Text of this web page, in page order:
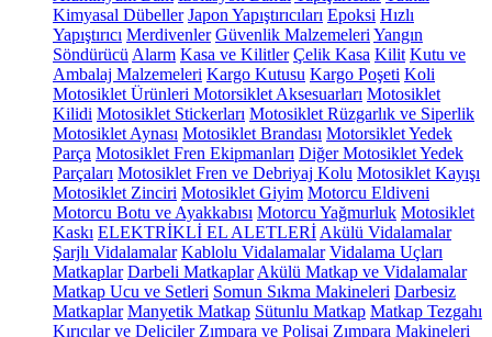
Kimyasal Dübeller Japon Yapıştırıcıları Epoksi Hızlı
Yapıştırıcı Merdivenler Güvenlik Malzemeleri Yangın
Söndürücü Alarm Kasa ve Kilitler Çelik Kasa Kilit Kutu ve
Ambalaj Malzemeleri Kargo Kutusu Kargo Poşeti Koli
Motosiklet Ürünleri Motorsiklet Aksesuarları Motosiklet
Kilidi Motosiklet Stickerları Motosiklet Rüzgarlık ve Siperlik
Motosiklet Aynası Motosiklet Brandası Motorsiklet Yedek
Parça Motosiklet Fren Ekipmanları Diğer Motosiklet Yedek
Parçaları Motosiklet Fren ve Debriyaj Kolu Motosiklet Kayışı
Motosiklet Zinciri Motosiklet Giyim Motorcu Eldiveni
Motorcu Botu ve Ayakkabısı Motorcu Yağmurluk Motosiklet
Kaskı ELEKTRİKLİ EL ALETLERİ Akülü Vidalamalar
Şarjlı Vidalamalar Kablolu Vidalamalar Vidalama Uçları
Matkaplar Darbeli Matkaplar Akülü Matkap ve Vidalamalar
Matkap Ucu ve Setleri Somun Sıkma Makineleri Darbesiz
Matkaplar Manyetik Matkap Sütunlu Matkap Matkap Tezgahı
Kırıcılar ve Deliciler Zımpara ve Polisaj Zımpara Makineleri